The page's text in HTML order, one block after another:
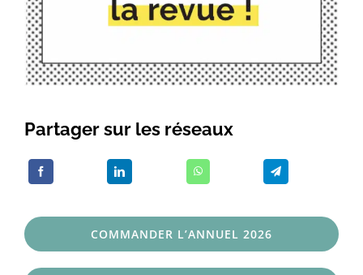
Partager sur les réseaux
COMMANDER L’ANNUEL 2026